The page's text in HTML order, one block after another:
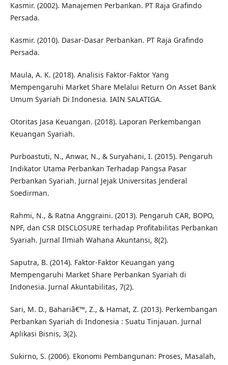
Kasmir. (2002). Manajemen Perbankan. PT Raja Grafindo
Persada.
Kasmir. (2010). Dasar-Dasar Perbankan. PT Raja Grafindo
Persada.
Maula, A. K. (2018). Analisis Faktor-Faktor Yang
Mempengaruhi Market Share Melalui Return On Asset Bank
Umum Syariah Di Indonesia. IAIN SALATIGA.
Otoritas Jasa Keuangan. (2018). Laporan Perkembangan
Keuangan Syariah.
Purboastuti, N., Anwar, N., & Suryahani, I. (2015). Pengaruh
Indikator Utama Perbankan Terhadap Pangsa Pasar
Perbankan Syariah. Jurnal Jejak Universitas Jenderal
Soedirman.
Rahmi, N., & Ratna Anggraini. (2013). Pengaruh CAR, BOPO,
NPF, dan CSR DISCLOSURE terhadap Profitabilitas Perbankan
Syariah. Jurnal Ilmiah Wahana Akuntansi, 8(2).
Saputra, B. (2014). Faktor-Faktor Keuangan yang
Mempengaruhi Market Share Perbankan Syariah di
Indonesia. Jurnal Akuntabilitas, 7(2).
Sari, M. D., Bahariâ€™, Z., & Hamat, Z. (2013). Perkembangan
Perbankan Syariah di Indonesia : Suatu Tinjauan. Jurnal
Aplikasi Bisnis, 3(2).
Sukirno, S. (2006). Ekonomi Pembangunan: Proses, Masalah,